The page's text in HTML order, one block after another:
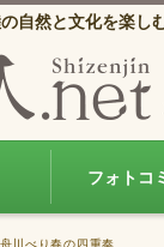
自然と文化を楽し
フォトコ
川べり春の四重奏